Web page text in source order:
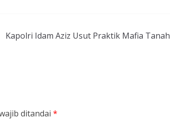
Kapolri Idam Aziz Usut Praktik Mafia Tanah
ditandai *